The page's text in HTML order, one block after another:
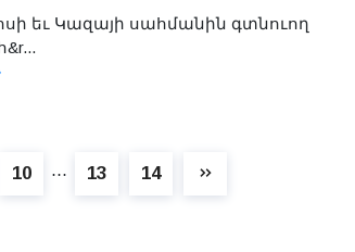
եւ Կազայի սահմանին գտնուող
10 ⋯ 13 14